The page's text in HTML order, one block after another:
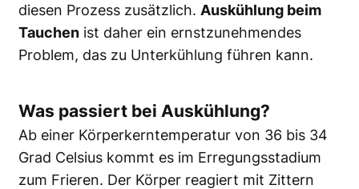
diesen Prozess zusätzlich. Auskühlung beim
Tauchen ist daher ein ernstzunehmendes
Problem, das zu Unterkühlung führen kann.
Was passiert bei Auskühlung?
Ab einer Körperkerntemperatur von 36 bis 34
Grad Celsius kommt es im Erregungsstadium
zum Frieren. Der Körper reagiert mit Zittern